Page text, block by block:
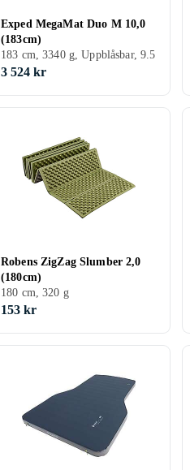
Exped MegaMat Duo M 10,0
(183cm)
183 cm, 3340 g, Uppblåsbar, 9.5
3 524 kr
Robens ZigZag Slumber 2,0
(180cm)
180 cm, 320 g
153 kr